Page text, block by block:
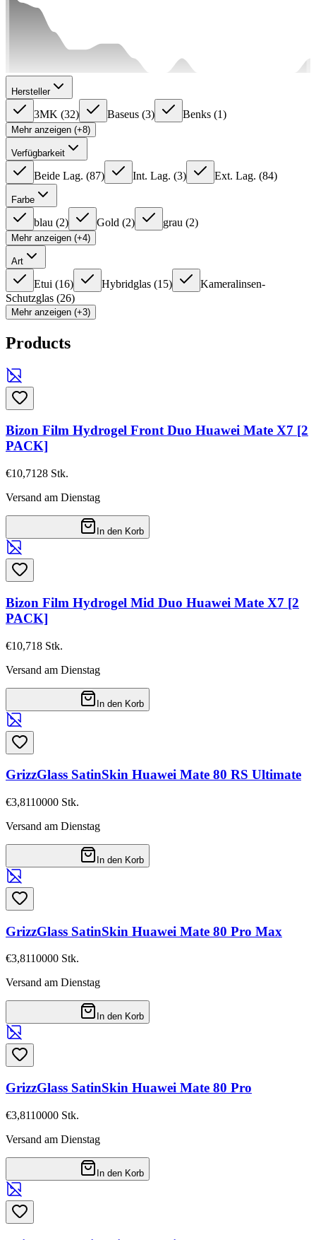
Hersteller
3MK (32) Baseus (3) Benks (1)
Mehr anzeigen (+8)
Verfügbarkeit
Beide Lag. (87) Int. Lag. (3) Ext. Lag. (84)
Farbe
blau (2) Gold (2) grau (2)
Mehr anzeigen (+4)
Art
Etui (16) Hybridglas (15)
Kameralinsen-
Schutzglas (26)
Mehr anzeigen (+3)
Products
Bizon Film Hydrogel Front Duo Huawei Mate X7 [2
PACK]
€10,71 28 Stk.
Versand am Dienstag
In den Korb
Bizon Film Hydrogel Mid Duo Huawei Mate X7 [2
PACK]
€10,718 Stk.
Versand am Dienstag
In den Korb
GrizzGlass SatinSkin Huawei Mate 80 RS Ultimate
€3,8110000 Stk.
Versand am Dienstag
In den Korb
GrizzGlass SatinSkin Huawei Mate 80 Pro Max
€3,8110000 Stk.
Versand am Dienstag
In den Korb
GrizzGlass SatinSkin Huawei Mate 80 Pro
€3,8110000 Stk.
Versand am Dienstag
In den Korb